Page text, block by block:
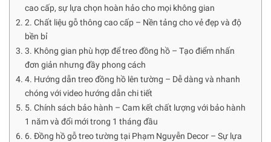
cao cấp, sự lựa chọn hoàn hảo cho mọi không gian
2. Chất liệu gỗ thông cao cấp – Nền tảng cho vẻ đẹp và độ
bền bỉ
3. Không gian phù hợp để treo đồng hồ – Tạo điểm nhấn
đơn giản nhưng đầy phong cách
4. Hướng dẫn treo đồng hồ lên tường – Dễ dàng và nhanh
chóng với video hướng dẫn chi tiết
5. Chính sách bảo hành – Cam kết chất lượng với bảo hành
1 năm và đổi mới trong 1 tháng đầu
6. Đồng hồ gỗ treo tường tại Phạm Nguyễn Decor – Sự lựa